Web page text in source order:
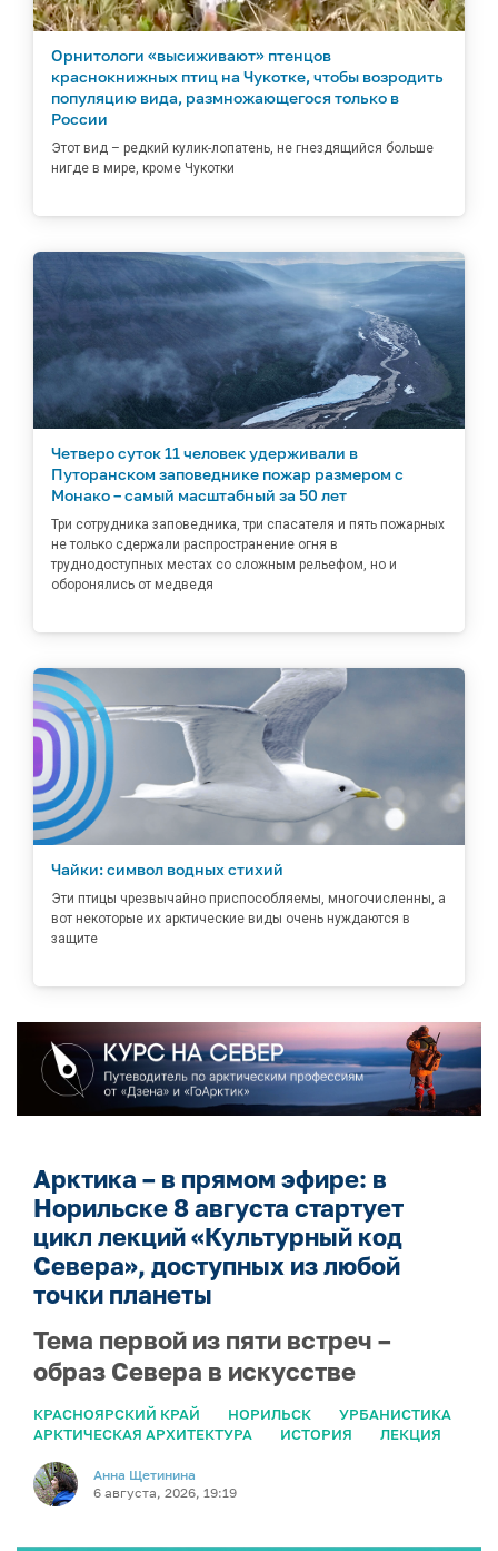
Орнитологи «высиживают» птенцов
краснокнижных птиц на Чукотке, чтобы возродить
популяцию вида, размножающегося только в
России
Этот вид – редкий кулик-лопатень, не гнездящийся больше
нигде в мире, кроме Чукотки
Четверо суток 11 человек удерживали в
Путоранском заповеднике пожар размером с
Монако – самый масштабный за 50 лет
Три сотрудника заповедника, три спасателя и пять пожарных
не только сдержали распространение огня в
труднодоступных местах со сложным рельефом, но и
оборонялись от медведя
Чайки: символ водных стихий
Эти птицы чрезвычайно приспособляемы, многочисленны, а
вот некоторые их арктические виды очень нуждаются в
защите
Арктика – в прямом эфире: в
Норильске 8 августа стартует
цикл лекций «Культурный код
Севера», доступных из любой
точки планеты
Тема первой из пяти встреч –
образ Севера в искусстве
КРАСНОЯРСКИЙ КРАЙ НОРИЛЬСК
УРБАНИСТИКА
АРКТИЧЕСКАЯ АРХИТЕКТУРА
ИСТОРИЯ ЛЕКЦИЯ
Анна Щетинина
6 августа, 2026, 19:19